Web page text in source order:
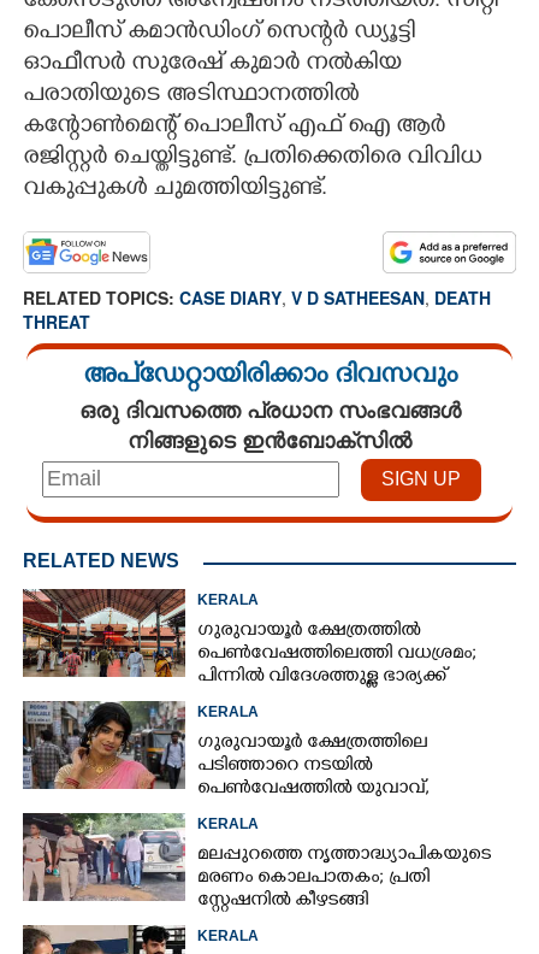
പൊലീസ് കമാൻഡിംഗ് സെന്റർ ഡ്യൂട്ടി
ഓഫീസർ സുരേഷ് കുമാർ നൽകിയ
പരാതിയുടെ അടിസ്ഥാനത്തിൽ
കന്റോൺമെന്റ് പൊലീസ് എഫ് ഐ ആർ
രജിസ്റ്റ‌ർ ചെയ്തിട്ടുണ്ട്. പ്രതിക്കെതിരെ വിവിധ
വകുപ്പുകൾ ചുമത്തിയിട്ടുണ്ട്.
RELATED TOPICS: CASE DIARY, V D SATHEESAN, DEATH
THREAT
അപ്ഡേറ്റായിരിക്കാം ദിവസവും
ഒരു ദിവസത്തെ പ്രധാന സംഭവങ്ങൾ
നിങ്ങളുടെ ഇൻബോക്സിൽ
RELATED NEWS
KERALA
ഗുരുവായൂർ ക്ഷേത്രത്തിൽ
പെൺവേഷത്തിലെത്തി വധശ്രമം;
പിന്നിൽ വിദേശത്തുള്ള ഭാര്യക്ക്
KERALA
ഗുരുവായൂർ ക്ഷേത്രത്തിലെ
പടിഞ്ഞാറെ നടയിൽ
പെൺവേഷത്തിൽ യുവാവ്,​
തെളിഞ്ഞത് വൻഗൂഢാലോചന
KERALA
മലപ്പുറത്തെ നൃത്താദ്ധ്യാപികയുടെ
മരണം കൊലപാതകം; പ്രതി
സ്റ്റേഷനിൽ കീഴടങ്ങി
KERALA